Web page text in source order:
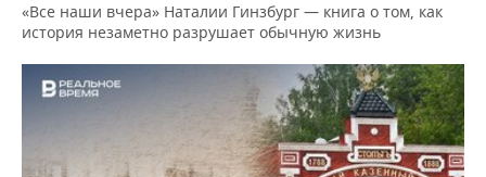
«Все наши вчера» Наталии Гинзбург — книга о том, как
история незаметно разрушает обычную жизнь